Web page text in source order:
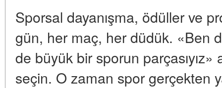
Sporsal dayanışma, ödüller ve
gün, her maç, her düdük. «Ben
de büyük bir sporun
seçin. O zaman spor gerçekten